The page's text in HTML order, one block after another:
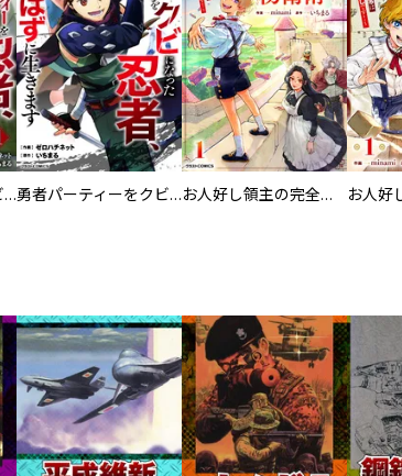
勇者パーティーをクビになった忍者、忍ばずに生きます【分冊版】 勇者パーティーをクビになった忍者、忍ばずに生きます お人好し領主の完全無血な防衛術～万能生産魔法で築いた城塞都市は向かうところ敵なしです！～